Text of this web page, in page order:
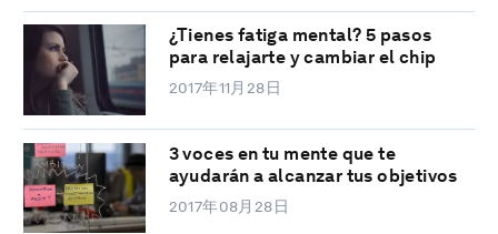
¿Tienes fatiga mental? 5 pasos
para relajarte y cambiar el chip
2017年11月28日
3 voces en tu mente que te
ayudarán a alcanzar tus objetivos
2017年08月28日